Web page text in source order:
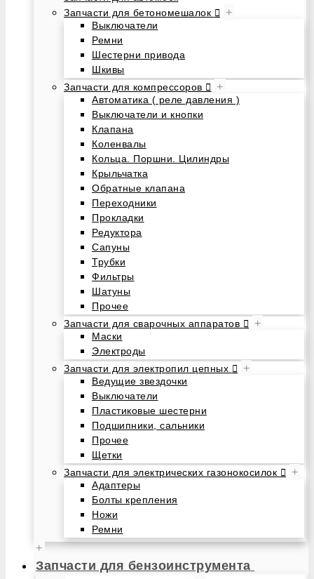
Запчасти для бетономешалок
+
Выключатели
Ремни
Шестерни привода
Шкивы
Запчасти для компрессоров
+
Автоматика ( реле давления )
Выключатели и кнопки
Клапана
Коленвалы
Кольца. Поршни. Цилиндры
Крыльчатка
Обратные клапана
Переходники
Прокладки
Редуктора
Сапуны
Трубки
Фильтры
Шатуны
Прочее
Запчасти для сварочных аппаратов
+
Маски
Электроды
Запчасти для электропил цепных
+
Ведущие звездочки
Выключатели
Пластиковые шестерни
Подшипники, сальники
Прочее
Щетки
Запчасти для электрических газонокосилок
+
Адаптеры
Болты крепления
Ножи
Ремни
+
Запчасти для бензоинструмента